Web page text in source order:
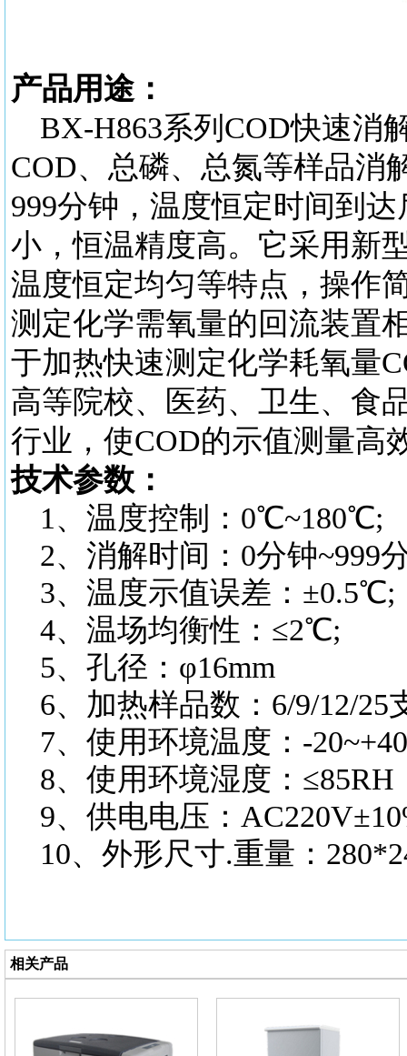
产品用途：
BX-H863系列COD快速消
COD、总磷、总氮等样品消
999分钟，温度恒定时间到
小，恒温精度高。它采用新
温度恒定均匀等特点，操作
测定化学需氧量的回流装置
于加热快速测定化学耗氧量
高等院校、医药、卫生、食
行业，使COD的示值测量高
技术参数：
1、温度控制：0℃~180℃;
2、消解时间：0分钟~999
3、温度示值误差：±0.5℃;
4、温场均衡性：≤2℃;
5、孔径：φ16mm
6、加热样品数：6/9/12/25
7、使用环境温度：-
8、使用环境湿度：≤85RH
9、供电电压：
10、外形尺寸.重量：
相关产品